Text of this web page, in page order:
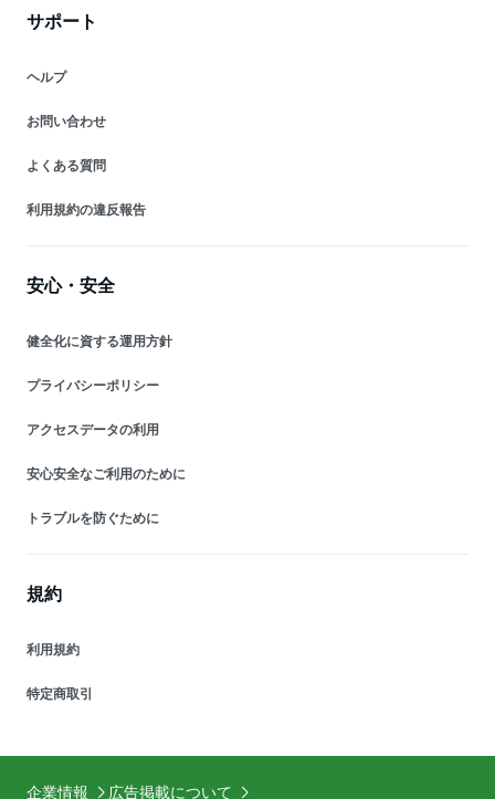
サポート
ヘルプ
お問い合わせ
よくある質問
利用規約の違反報告
安心・安全
健全化に資する運用方針
プライバシーポリシー
アクセスデータの利用
安心安全なご利用のために
トラブルを防ぐために
規約
利用規約
特定商取引
企業情報 広告掲載について